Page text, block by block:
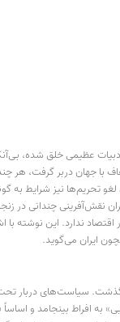
عظیمی خلق شده،
با جهان دربر گرفت،
تحریم‌ها نیز شرایط به
نقش‌آفرینی چندانی در
ندارد. این نوشته با
ایران می‌گوید.
سیاست‌های دربار
البته این‌که «ملی‌گرایی» به افراط